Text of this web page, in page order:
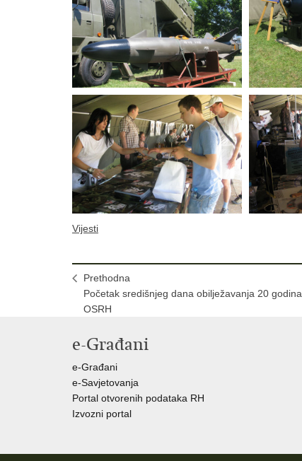
Vijesti
Prethodna
Početak središnjeg dana obilježavanja 20 godina
OSRH
e-Građani
e-Građani
e-Savjetovanja
Portal otvorenih podataka RH
Izvozni portal